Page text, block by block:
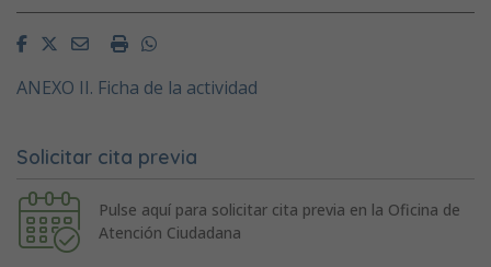
FacebookTwitterEmailImprimirWhatsapp
ANEXO II. Ficha de la actividad
Solicitar cita previa
Pulse aquí para solicitar cita previa en la Oficina de
Atención Ciudadana